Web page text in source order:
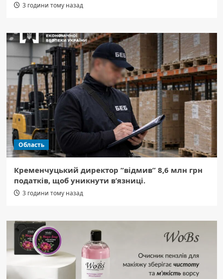
3 години тому назад
Область
Кременчуцький директор “відмив” 8,6 млн грн
податків, щоб уникнути в’язниці.
3 години тому назад